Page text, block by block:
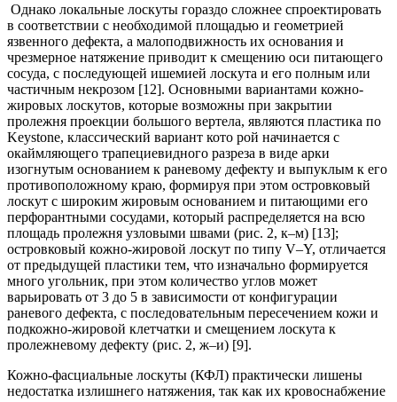
Однако локальные лоскуты гораздо сложнее спроектировать
в соответствии с необходимой площадью и геометрией
язвенного дефекта, а малоподвижность их основания и
чрезмерное натяжение приводит к смещению оси питающего
сосуда, с последующей ишемией лоскута и его полным или
частичным некрозом [12]. Основными вариантами кожно-
жировых лоскутов, которые возможны при закрытии
пролежня проекции большого вертела, являются пластика по
Keystone, классический вариант кото рой начинается с
окаймляющего трапециевидного разреза в виде арки
изогнутым основанием к раневому дефекту и выпуклым к его
противоположному краю, формируя при этом островковый
лоскут с широким жировым основанием и питающими его
перфорантными сосудами, который распределяется на всю
площадь пролежня узловыми швами (рис. 2, к–м) [13];
островковый кожно-жировой лоскут по типу V–Y, отличается
от предыдущей пластики тем, что изначально формируется
много угольник, при этом количество углов может
варьировать от 3 до 5 в зависимости от конфигурации
раневого дефекта, с последовательным пересечением кожи и
подкожно-жировой клетчатки и смещением лоскута к
пролежневому дефекту (рис. 2, ж–и) [9].
Кожно-фасциальные лоскуты (КФЛ) практически лишены
недостатка излишнего натяжения, так как их кровоснабжение